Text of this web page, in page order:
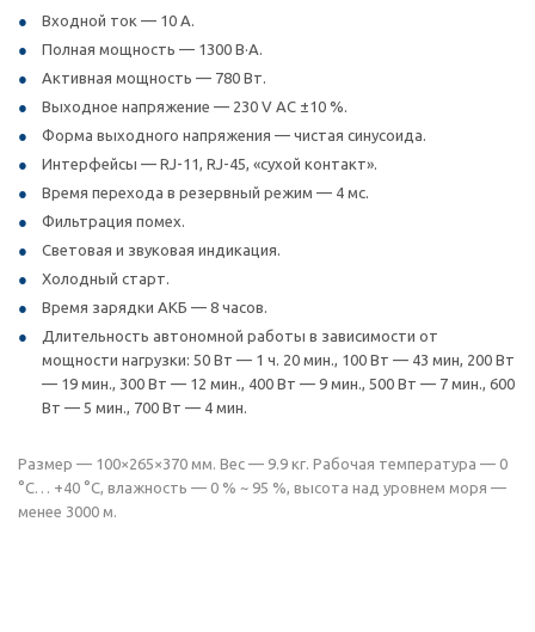
Входной ток — 10 А.
Полная мощность — 1300 В·А.
Активная мощность — 780 Вт.
Выходное напряжение — 230 V AC ±10 %.
Форма выходного напряжения — чистая синусоида.
Интерфейсы — RJ-11, RJ-45, «сухой контакт».
Время перехода в резервный режим — 4 мс.
Фильтрация помех.
Световая и звуковая индикация.
Холодный старт.
Время зарядки АКБ — 8 часов.
Длительность автономной работы в зависимости от
мощности нагрузки: 50 Вт — 1 ч. 20 мин., 100 Вт — 43 мин, 200 Вт
— 19 мин., 300 Вт — 12 мин., 400 Вт — 9 мин., 500 Вт — 7 мин., 600
Вт — 5 мин., 700 Вт — 4 мин.
Размер — 100×265×370 мм. Вес — 9.9 кг. Рабочая температура — 0
°С… +40 °С, влажность — 0 % ~ 95 %, высота над уровнем моря —
менее 3000 м.